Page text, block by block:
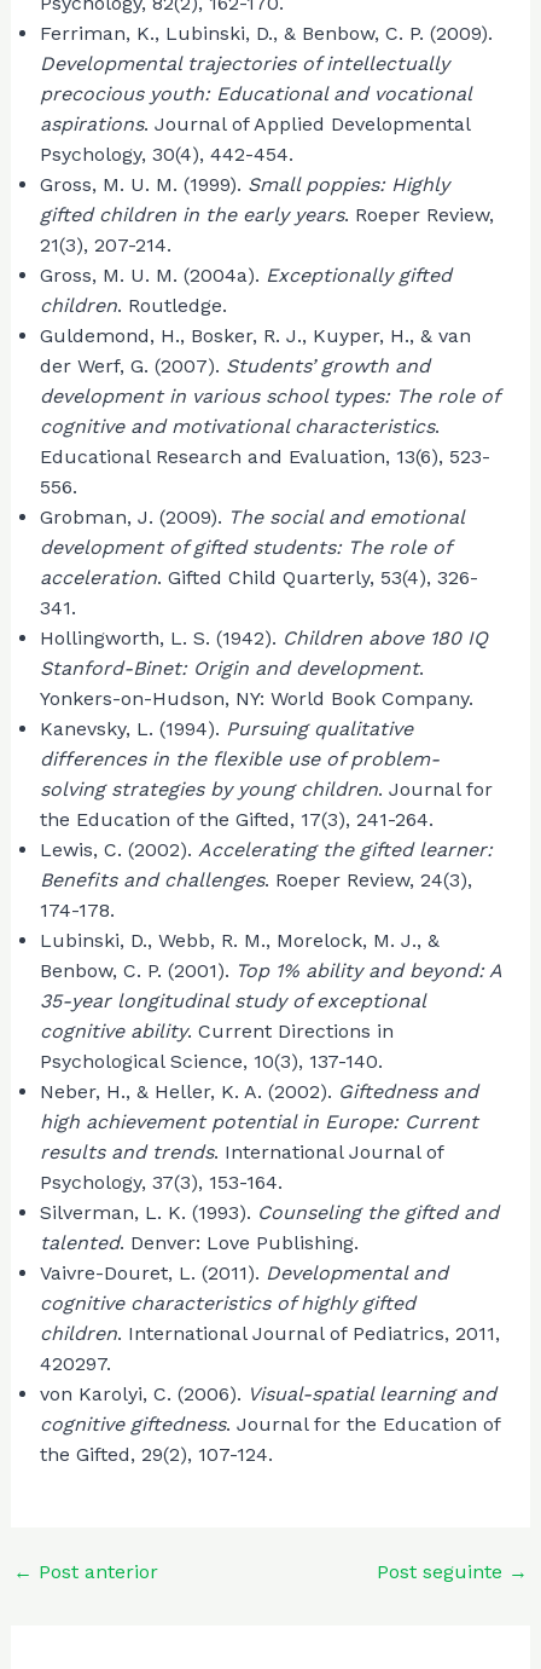
Ferriman, K., Lubinski, D., & Benbow, C. P. (2009).
Developmental trajectories of intellectually
precocious youth: Educational and vocational
aspirations. Journal of Applied Developmental
Psychology, 30(4), 442-454.
Gross, M. U. M. (1999). Small poppies: Highly
gifted children in the early years. Roeper Review,
21(3), 207-214.
Gross, M. U. M. (2004a). Exceptionally gifted
children. Routledge.
Guldemond, H., Bosker, R. J., Kuyper, H., & van
der Werf, G. (2007). Students’ growth and
development in various school types: The role of
cognitive and motivational characteristics.
Educational Research and Evaluation, 13(6), 523-
556.
Grobman, J. (2009). The social and emotional
development of gifted students: The role of
acceleration. Gifted Child Quarterly, 53(4), 326-
341.
Hollingworth, L. S. (1942). Children above 180 IQ
Stanford-Binet: Origin and development.
Yonkers-on-Hudson, NY: World Book Company.
Kanevsky, L. (1994). Pursuing qualitative
differences in the flexible use of problem-
solving strategies by young children. Journal for
the Education of the Gifted, 17(3), 241-264.
Lewis, C. (2002). Accelerating the gifted learner:
Benefits and challenges. Roeper Review, 24(3),
174-178.
Lubinski, D., Webb, R. M., Morelock, M. J., &
Benbow, C. P. (2001). Top 1% ability and beyond: A
35-year longitudinal study of exceptional
cognitive ability. Current Directions in
Psychological Science, 10(3), 137-140.
Neber, H., & Heller, K. A. (2002). Giftedness and
high achievement potential in Europe: Current
results and trends. International Journal of
Psychology, 37(3), 153-164.
Silverman, L. K. (1993). Counseling the gifted and
talented. Denver: Love Publishing.
Vaivre-Douret, L. (2011). Developmental and
cognitive characteristics of highly gifted
children. International Journal of Pediatrics, 2011,
420297.
von Karolyi, C. (2006). Visual-spatial learning and
cognitive giftedness. Journal for the Education of
the Gifted, 29(2), 107-124.
Post
← Post anterior Post seguinte →